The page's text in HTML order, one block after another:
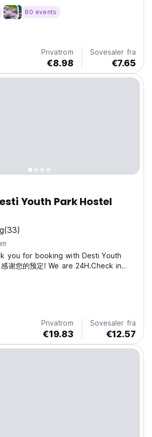
Hostel'! Sjekk det ut!
80 events
Privatrom
€8.98
Sovesaler fra
€7.65
Youth Park Hostel
(33)
you for booking with Desti Youth
谢您的预定! We are 24H.Check in
(CST). If you arrive before 14:00
if the room is AVAILABLE or you can
时间是的14:00，如果您在14:00之前到
情况下，可以给您先办理⼊住或者您可以
在我们的⾏李房。...
Privatrom
€19.83
Sovesaler fra
€12.57